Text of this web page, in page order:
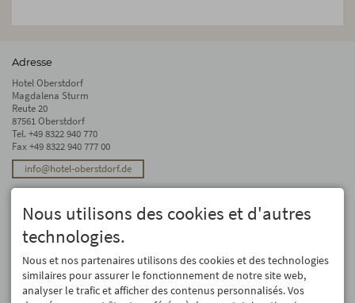
Adresse
Hotel Oberstdorf
Magdalena Sturm
Reute 20
87561 Oberstdorf
Tel. +49 8322 940 770
Fax +49 8322 940 777 00
info@hotel-oberstdorf.de
We will not forward your email address. And we don’t like spam, either. We
promise! You can unsubscribe at any time.
Registre
Nous utilisons des cookies et d'autres
technologies.
Nous et nos partenaires utilisons des cookies et des technologies
similaires pour assurer le fonctionnement de notre site web,
analyser le trafic et afficher des contenus personnalisés. Vos